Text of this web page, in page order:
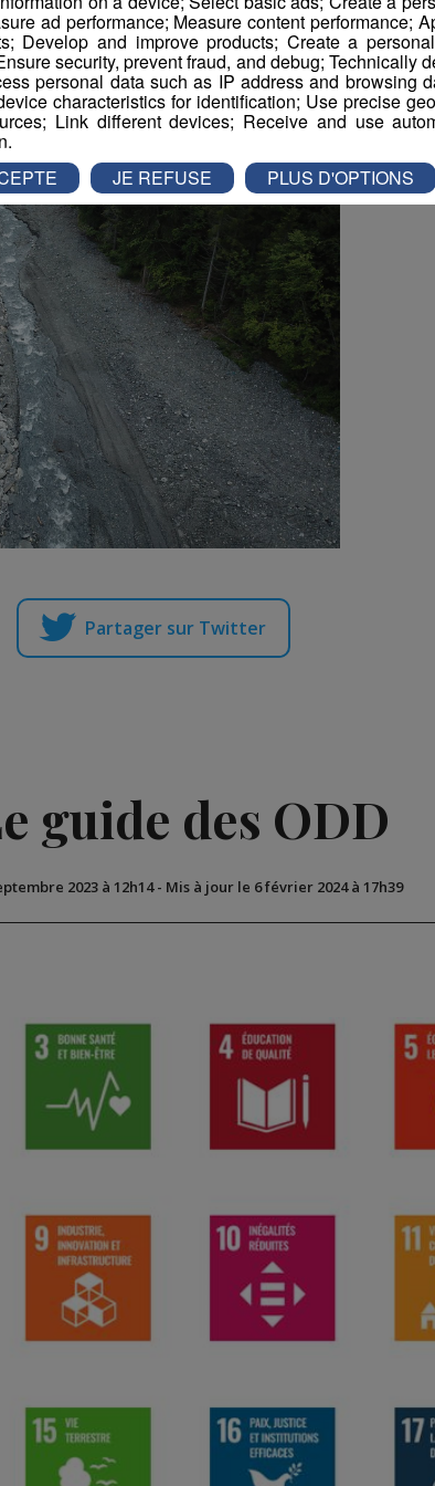
Partager sur Twitter
guide des ODD
2023 à 12h14- Mis à jour le 6 février 2024 à 17h39
ad performance; Measure content performance;
Develop and improve products; Create a
security, prevent fraud, and debug; Technically
personal data such as IP address and browsing
characteristics for identification; Use precise
Link different devices; Receive and use
JE REFUSE PLUS D'OPTIONS